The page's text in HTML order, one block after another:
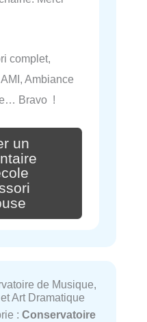
complet,
Ambiance
Bravo !
un
de Musique,
Art Dramatique
: Conservatoire